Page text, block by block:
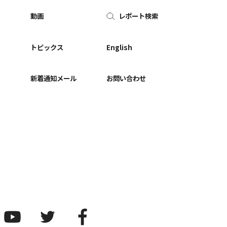
動画
トピックス
新着通知メール
レポート検索
English
お問い合わせ